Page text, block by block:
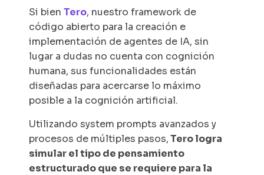
Si bien Tero, nuestro framework de
código abierto para la creación e
implementación de agentes de IA, sin
lugar a dudas no cuenta con cognición
humana, sus funcionalidades están
diseñadas para acercarse lo máximo
posible a la cognición artificial.
Utilizando system prompts avanzados y
procesos de múltiples pasos,Tero logra
simular el tipo de pensamiento
estructurado que se requiere para la